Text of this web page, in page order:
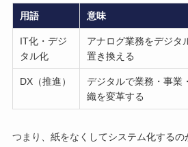
用語 意味
IT化・デジ
タル化
アナログ業務をデジタ
置き換える
DX（推進）
デジタルで業務・事業
織を変革する
つまり、紙をなくしてシステム化する